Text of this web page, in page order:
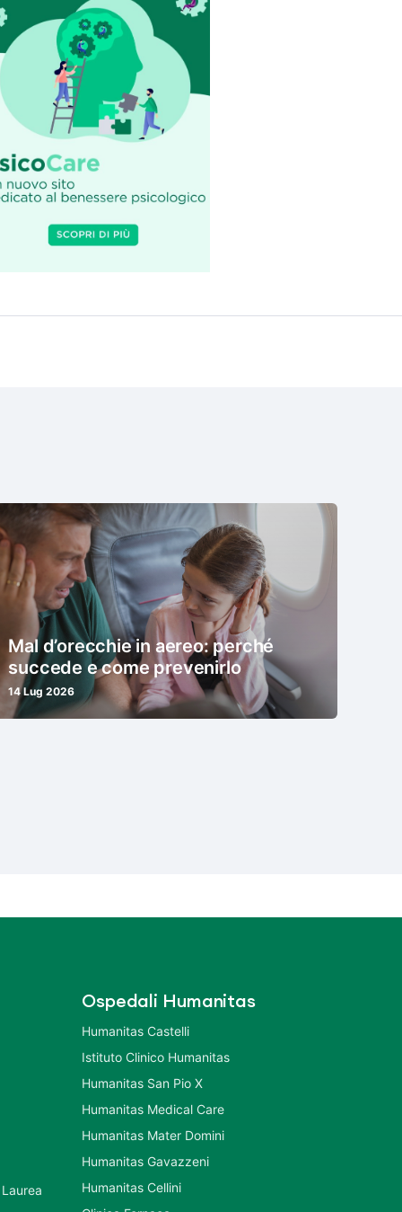
Mal d’orecchie in aereo: perché
succede e come prevenirlo
14 Lug 2026
Ospedali Humanitas
Humanitas Castelli
Istituto Clinico Humanitas
Humanitas San Pio X
Humanitas Medical Care
Humanitas Mater Domini
Humanitas Gavazzeni
Humanitas Cellini